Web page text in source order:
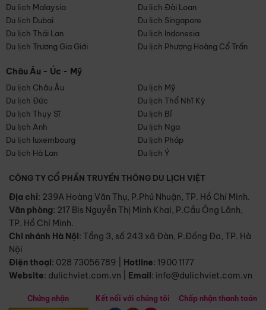
Du lịch Malaysia
Du lịch Đài Loan
Du lịch Dubai
Du lịch Singapore
Du lịch Thái Lan
Du lịch Indonesia
Du lịch Trương Gia Giới
Du lịch Phượng Hoàng Cổ Trấn
Châu Âu - Úc - Mỹ
Du lịch Châu Âu
Du lịch Mỹ
Du lịch Đức
Du lịch Thổ Nhĩ Kỳ
Du lịch Thụy Sĩ
Du lịch Bỉ
Du lịch Anh
Du lịch Nga
Du lịch luxembourg
Du lịch Pháp
Du lịch Hà Lan
Du lịch Ý
CÔNG TY CỔ PHẦN TRUYỀN THÔNG DU LỊCH VIỆT
Địa chỉ: 239A Hoàng Văn Thụ, P.Phú Nhuận, TP. Hồ Chí Minh.
Văn phòng: 217 Bis Nguyễn Thị Minh Khai, P.Cầu Ông Lãnh,
TP. Hồ Chí Minh.
Chi nhánh Hà Nội: Tầng 3, số 243 xã Đàn, P.Đống Đa, TP. Hà
Nội
Điện thoại: 028 73056789 Hotline: 1900 1177
Website: dulichviet.com.vn Email: info@dulichviet.com.vn
Chứng nhận Kết nối với chúng tôi Chấp nhận thanh toán